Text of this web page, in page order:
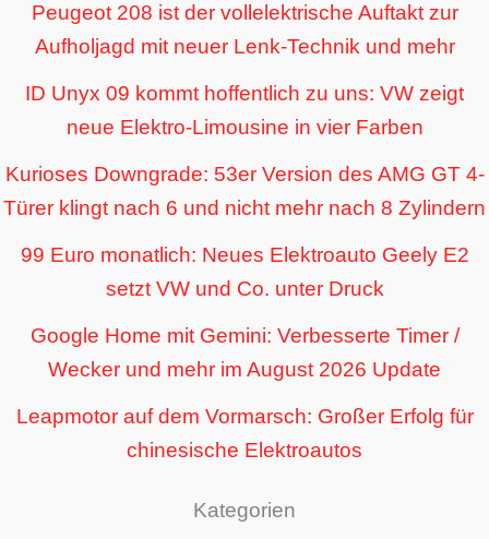
Peugeot 208 ist der vollelektrische Auftakt zur
Aufholjagd mit neuer Lenk-Technik und mehr
ID Unyx 09 kommt hoffentlich zu uns: VW zeigt
neue Elektro-Limousine in vier Farben
Kurioses Downgrade: 53er Version des AMG GT 4-
Türer klingt nach 6 und nicht mehr nach 8 Zylindern
99 Euro monatlich: Neues Elektroauto Geely E2
setzt VW und Co. unter Druck
Google Home mit Gemini: Verbesserte Timer /
Wecker und mehr im August 2026 Update
Leapmotor auf dem Vormarsch: Großer Erfolg für
chinesische Elektroautos
Kategorien